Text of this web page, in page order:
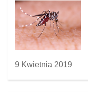
9 Kwietnia 2019